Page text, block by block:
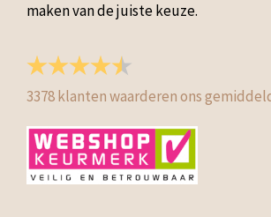
maken van de juiste keuze.
3378klanten waarderen ons